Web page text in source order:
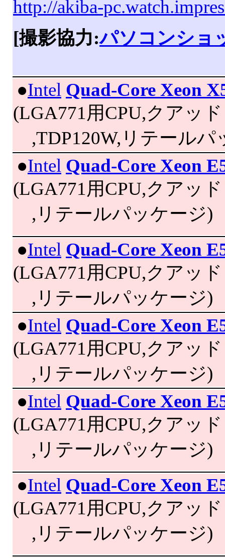
http://akiba-
[撮影協力:パソコンショ
●Intel Quad-Core Xeon
(LGA771用CPU,クアッ
,TDP120W,リテールパ
●Intel Quad-Core Xeon
(LGA771用CPU,クアッ
,リテールパッケージ)
●Intel Quad-Core Xeon
(LGA771用CPU,クアッ
,リテールパッケージ)
●Intel Quad-Core Xeon
(LGA771用CPU,クアッ
,リテールパッケージ)
●Intel Quad-Core Xeon
(LGA771用CPU,クアッ
,リテールパッケージ)
●Intel Quad-Core Xeon
(LGA771用CPU,クアッ
,リテールパッケージ)